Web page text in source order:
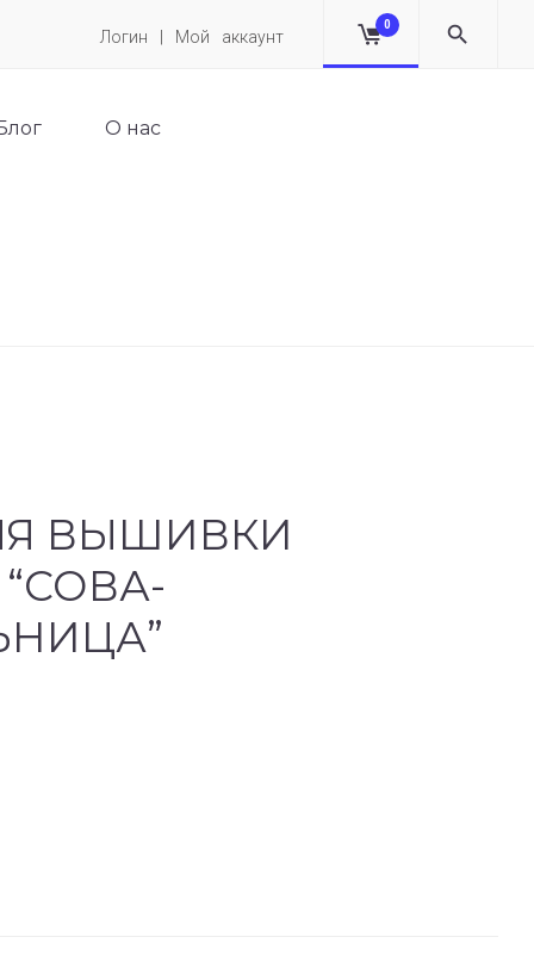
Логин | Мой аккаунт
0
О нас
ВЫШИВКИ